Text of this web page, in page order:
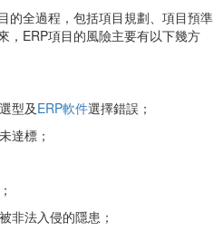
的全過程，包括項目規劃、項目預準
，ERP項目的風險主要有以下幾方
型及ERP軟件選擇錯誤；
達標；
非法入侵的隱患；